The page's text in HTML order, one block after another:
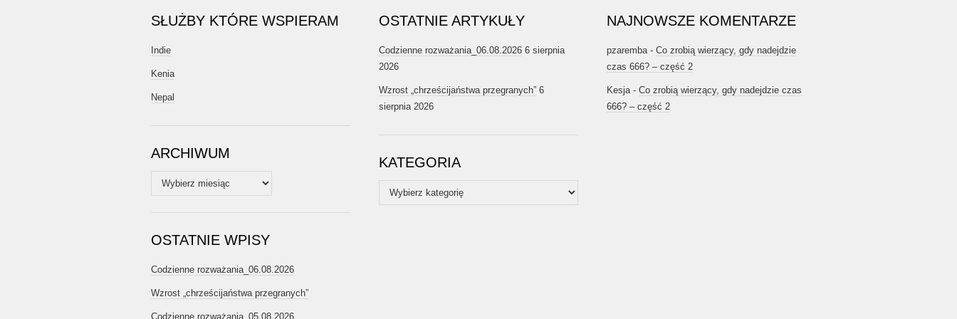
SŁUŻBY KTÓRE WSPIERAM
Indie
Kenia
Nepal
ARCHIWUM
Archiwum
OSTATNIE WPISY
Codzienne rozważania_06.08.2026
Wzrost „chrześcijaństwa przegranych”
Codzienne rozważania_05.08.2026
OSTATNIE ARTYKUŁY
Codzienne rozważania_06.08.2026 6 sierpnia
2026
Wzrost „chrześcijaństwa przegranych” 6
sierpnia 2026
KATEGORIA
Kategoria
NAJNOWSZE KOMENTARZE
pzaremba- Co zrobią wierzący, gdy nadejdzie
czas 666? – część 2
Kesja- Co zrobią wierzący, gdy nadejdzie czas
666? – część 2